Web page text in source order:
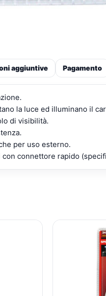
aggiuntive Pagamento
la luce ed illuminano il
di visibilità.
per uso esterno.
connettore rapido